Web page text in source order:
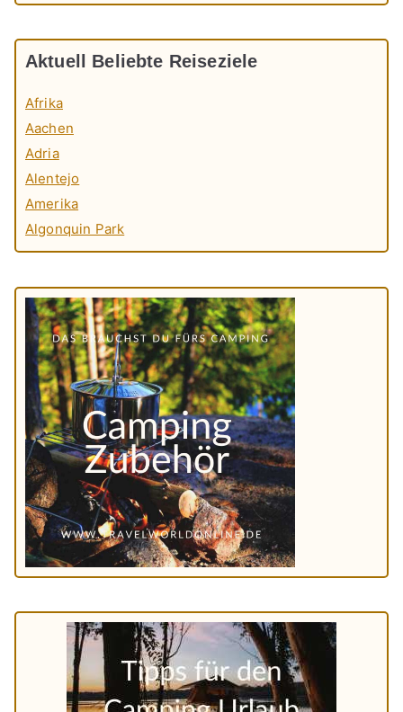
Aktuell Beliebte Reiseziele
Afrika
Aachen
Adria
Alentejo
Amerika
Algonquin Park